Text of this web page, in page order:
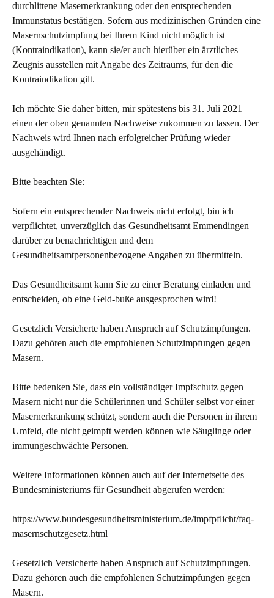
durchlittene Masernerkrankung oder den entsprechenden
Immunstatus bestätigen. Sofern aus medizinischen Gründen eine
Masernschutzimpfung bei Ihrem Kind nicht möglich ist
(Kontraindikation), kann sie/er auch hierüber ein ärztliches
Zeugnis ausstellen mit Angabe des Zeitraums, für den die
Kontraindikation gilt.
Ich möchte Sie daher bitten, mir spätestens bis 31. Juli 2021
einen der oben genannten Nachweise zukommen zu lassen. Der
Nachweis wird Ihnen nach erfolgreicher Prüfung wieder
ausgehändigt.
Bitte beachten Sie:
Sofern ein entsprechender Nachweis nicht erfolgt, bin ich
verpflichtet, unverzüglich das Gesundheitsamt Emmendingen
darüber zu benachrichtigen und dem
Gesundheitsamtpersonenbezogene Angaben zu übermitteln.
Das Gesundheitsamt kann Sie zu einer Beratung einladen und
entscheiden, ob eine Geld-buße ausgesprochen wird!
Gesetzlich Versicherte haben Anspruch auf Schutzimpfungen.
Dazu gehören auch die empfohlenen Schutzimpfungen gegen
Masern.
Bitte bedenken Sie, dass ein vollständiger Impfschutz gegen
Masern nicht nur die Schülerinnen und Schüler selbst vor einer
Masernerkrankung schützt, sondern auch die Personen in ihrem
Umfeld, die nicht geimpft werden können wie Säuglinge oder
immungeschwächte Personen.
Weitere Informationen können auch auf der Internetseite des
Bundesministeriums für Gesundheit abgerufen werden:
https://www.bundesgesundheitsministerium.de/impfpflicht/faq-
masernschutzgesetz.html
Gesetzlich Versicherte haben Anspruch auf Schutzimpfungen.
Dazu gehören auch die empfohlenen Schutzimpfungen gegen
Masern.